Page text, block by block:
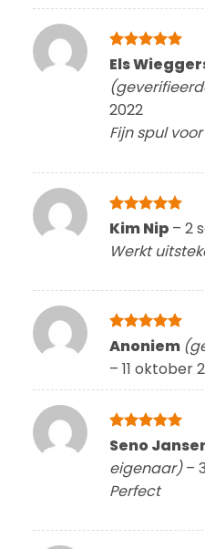
Gewaardeerd
Els
2022
Fijn spul
Gewaardeerd
5uit 5
Kim Nip – 2
Werkt
Gewaardeerd
Anoniem
– 11 oktober
Gewaardeerd
5uit 5
Seno
eigenaar) –
Perfect